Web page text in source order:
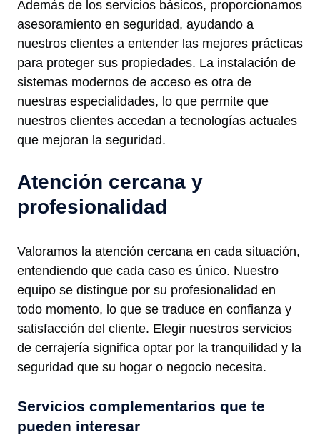
Además de los servicios básicos, proporcionamos
asesoramiento en seguridad, ayudando a
nuestros clientes a entender las mejores prácticas
para proteger sus propiedades. La instalación de
sistemas modernos de acceso es otra de
nuestras especialidades, lo que permite que
nuestros clientes accedan a tecnologías actuales
que mejoran la seguridad.
Atención cercana y
profesionalidad
Valoramos la atención cercana en cada situación,
entendiendo que cada caso es único. Nuestro
equipo se distingue por su profesionalidad en
todo momento, lo que se traduce en confianza y
satisfacción del cliente. Elegir nuestros servicios
de cerrajería significa optar por la tranquilidad y la
seguridad que su hogar o negocio necesita.
Servicios complementarios que te
pueden interesar